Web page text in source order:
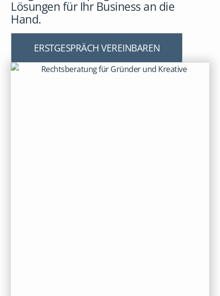
Lösungen für Ihr Business an die
Hand.
ERSTGESPRÄCH VEREINBAREN